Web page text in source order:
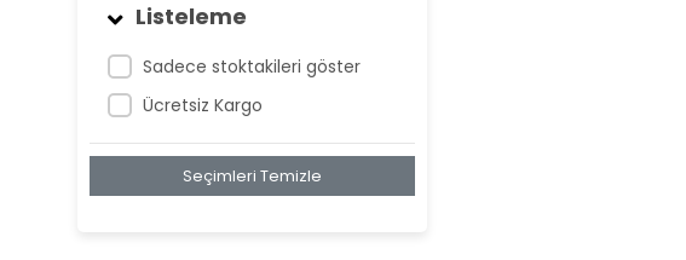
Atnis
Belan
Belay
Birta
Listeleme
Sadece stoktakileri göster
Ücretsiz Kargo
Seçimleri Temizle